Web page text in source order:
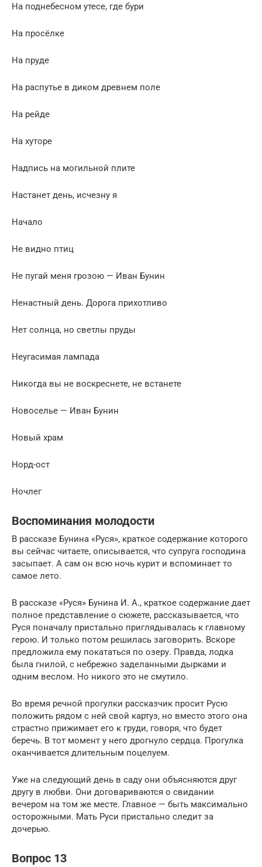
На поднебесном утесе, где бури
На просёлке
На пруде
На распутье в диком древнем поле
На рейде
На хуторе
Надпись на могильной плите
Настанет день, исчезну я
Начало
Не видно птиц
Не пугай меня грозою — Иван Бунин
Ненастный день. Дорога прихотливо
Нет солнца, но светлы пруды
Неугасимая лампада
Никогда вы не воскреснете, не встанете
Новоселье — Иван Бунин
Новый храм
Норд-ост
Ночлег
Воспоминания молодости
В рассказе Бунина «Руся», краткое содержание которого
вы сейчас читаете, описывается, что супруга господина
засыпает. А сам он всю ночь курит и вспоминает то
самое лето.
В рассказе «Руся» Бунина И. А., краткое содержание дает
полное представление о сюжете, рассказывается, что
Руся поначалу пристально приглядывалась к главному
герою. И только потом решилась заговорить. Вскоре
предложила ему покататься по озеру. Правда, лодка
была гнилой, с небрежно заделанными дырками и
одним веслом. Но никого это не смутило.
Во время речной прогулки рассказчик просит Русю
положить рядом с ней свой картуз, но вместо этого она
страстно прижимает его к груди, говоря, что будет
беречь. В тот момент у него дрогнуло сердца. Прогулка
оканчивается длительным поцелуем.
Уже на следующий день в саду они объясняются друг
другу в любви. Они договариваются о свидании
вечером на том же месте. Главное — быть максимально
осторожными. Мать Руси пристально следит за
дочерью.
Вопрос 13